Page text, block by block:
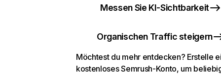
Messen Sie KI-Sichtbarkeit
Organischen Traffic steigern
Möchtest du mehr entdecken? Erstelle
kostenloses Semrush-Konto, um